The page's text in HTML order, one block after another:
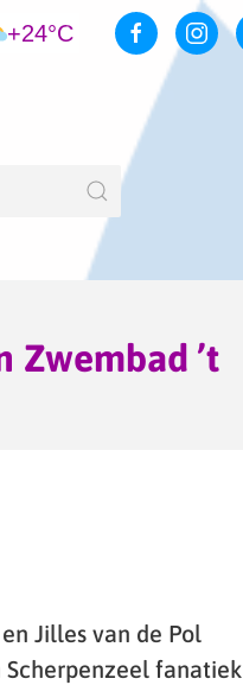
+24°C
Zwembad ’t
Jilles van de Pol
fanatiek